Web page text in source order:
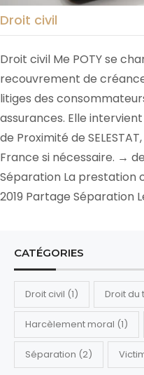
Droit civil
Droit civil Me POTY se
recouvrement de
litiges des
assurances. Elle
de Proximité de
France si nécessaire. →
Séparation La prestation
2019 Partage Séparation
CATÉGORIES
Droit civil (1) Droit du
Harcèlement moral (1)
Séparation (2)